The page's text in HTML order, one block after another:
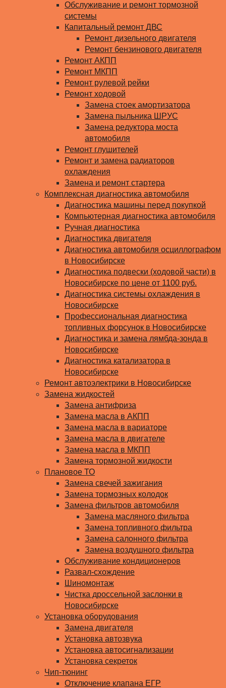
Обслуживание и ремонт тормозной
системы
Капитальный ремонт ДВС
Ремонт дизельного двигателя
Ремонт бензинового двигателя
Ремонт АКПП
Ремонт МКПП
Ремонт рулевой рейки
Ремонт ходовой
Замена стоек амортизатора
Замена пыльника ШРУС
Замена редуктора моста
автомобиля
Ремонт глушителей
Ремонт и замена радиаторов
охлаждения
Замена и ремонт стартера
Комплексная диагностика автомобиля
Диагностика машины перед покупкой
Компьютерная диагностика автомобиля
Ручная диагностика
Диагностика двигателя
Диагностика автомобиля осциллографом
в Новосибирске
Диагностика подвески (ходовой части) в
Новосибирске по цене от 1100 руб.
Диагностика системы охлаждения в
Новосибирске
Профессиональная диагностика
топливных форсунок в Новосибирске
Диагностика и замена лямбда-зонда в
Новосибирске
Диагностика катализатора в
Новосибирске
Ремонт автоэлектрики в Новосибирске
Замена жидкостей
Замена антифриза
Замена масла в АКПП
Замена масла в вариаторе
Замена масла в двигателе
Замена масла в МКПП
Замена тормозной жидкости
Плановое ТО
Замена свечей зажигания
Замена тормозных колодок
Замена фильтров автомобиля
Замена масляного фильтра
Замена топливного фильтра
Замена салонного фильтра
Замена воздушного фильтра
Обслуживание кондиционеров
Развал-схождение
Шиномонтаж
Чистка дроссельной заслонки в
Новосибирске
Установка оборудования
Замена двигателя
Установка автозвука
Установка автосигнализации
Установка секреток
Чип-тюнинг
Отключение клапана ЕГР